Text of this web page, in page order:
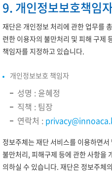
9. 개인정보보호책임
재단은 개인정보 처리에 관한 업무를
련한 이용자의 불만처리 및 피해 구제
책임자를 지정하고 있습니다.
개인정보보호 책임자
성명 : 윤혜정
직책 : 팀장
연락처 :
정보주체는 재단 서비스를 이용하면
불만처리, 피해구제 등에 관한 사항을
의하실 수 있습니다. 재단은 정보주체